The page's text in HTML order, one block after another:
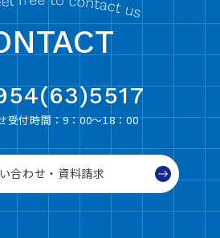
受付時間：9：00〜18：00
合わせ・資料請求